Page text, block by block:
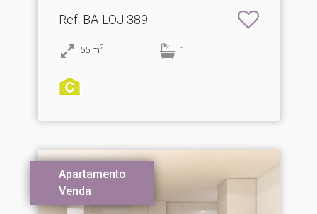
Ref: BA-LOJ 389
55 m2 1
Apartamento
Venda